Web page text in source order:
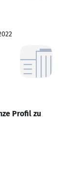
Profil zu